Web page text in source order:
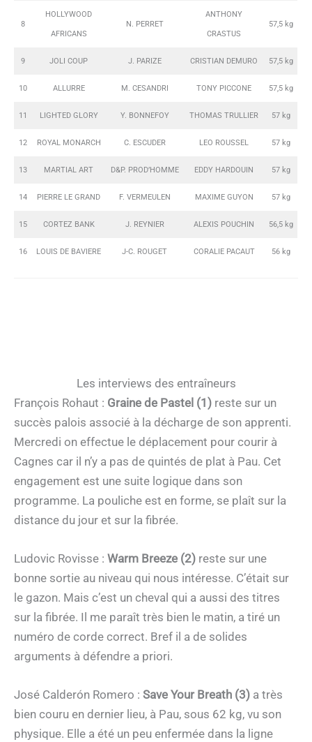
8
HOLLYWOOD
AFRICANS
N. PERRET
ANTHONY
CRASTUS
57,5 kg
9 JOLI COUP J. PARIZE CRISTIAN DEMURO 57,5 kg
10 ALLURRE M. CESANDRI TONY PICCONE 57,5 kg
11 LIGHTED GLORY Y. BONNEFOY THOMAS TRULLIER 57 kg
12 ROYAL MONARCH C. ESCUDER LEO ROUSSEL 57 kg
13 MARTIAL ART D&P. PROD’HOMME EDDY HARDOUIN 57 kg
14 PIERRE LE GRAND F. VERMEULEN MAXIME GUYON 57 kg
15 CORTEZ BANK J. REYNIER ALEXIS POUCHIN 56,5 kg
16 LOUIS DE BAVIERE J-C. ROUGET CORALIE PACAUT 56 kg
Les interviews des entraîneurs
François Rohaut : Graine de Pastel (1) reste sur un
succès palois associé à la décharge de son apprenti.
Mercredi on effectue le déplacement pour courir à
Cagnes car il n’y a pas de quintés de plat à Pau. Cet
engagement est une suite logique dans son
programme. La pouliche est en forme, se plaît sur la
distance du jour et sur la fibrée.
Ludovic Rovisse : Warm Breeze (2) reste sur une
bonne sortie au niveau qui nous intéresse. C’était sur
le gazon. Mais c’est un cheval qui a aussi des titres
sur la fibrée. Il me paraît très bien le matin, a tiré un
numéro de corde correct. Bref il a de solides
arguments à défendre a priori.
José Calderón Romero : Save Your Breath (3) a très
bien couru en dernier lieu, à Pau, sous 62 kg, vu son
physique. Elle a été un peu enfermée dans la ligne